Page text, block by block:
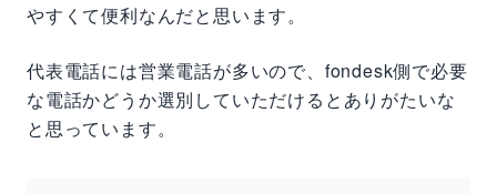
やすくて便利なんだと思います。
代表電話には営業電話が多いので、fondesk側で必要
な電話かどうか選別していただけるとありがたいな
と思っています。